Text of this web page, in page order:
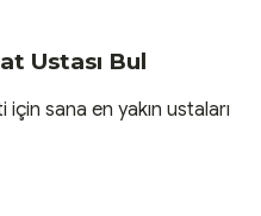
Ustası Bul
sana en yakın ustaları